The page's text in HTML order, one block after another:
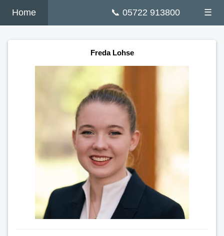
☰
📞 05722 913800
Home
Freda Lohse